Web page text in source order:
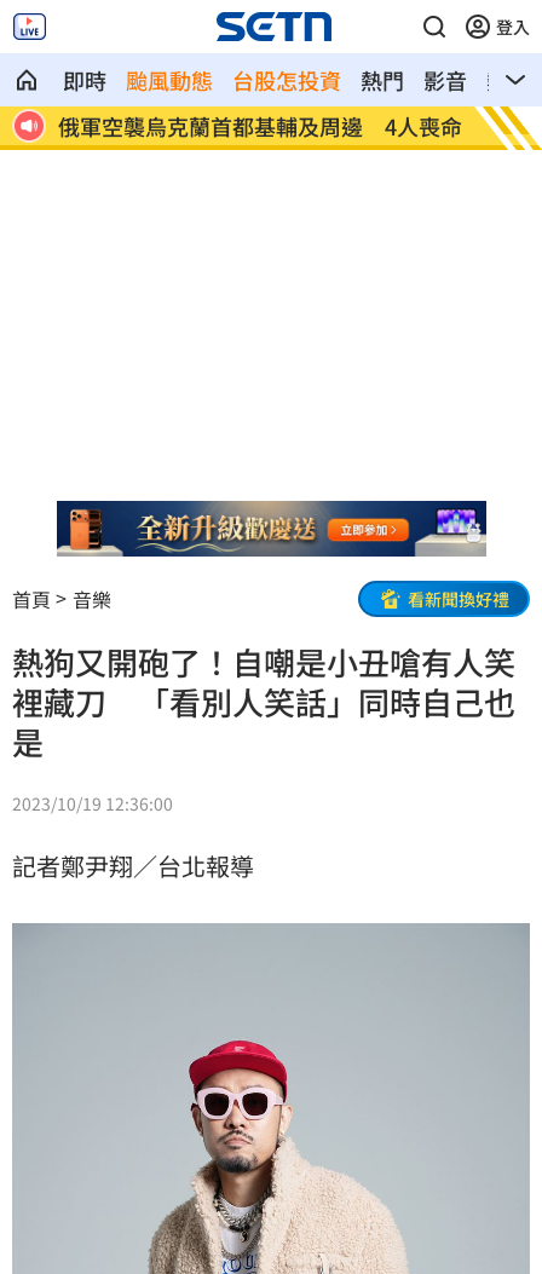
登入
即時 颱風動態 台股怎投資 熱門 影音
熱搜
俄軍空襲烏克蘭首都基輔及周邊 4人喪命
費仔
注
首頁 音樂 看新聞換好禮
熱狗又開砲了！自嘲是小丑嗆有人笑
裡藏刀 「看別人笑話」同時自己也
是
2023/10/19 12:36:00
記者鄭尹翔／台北報導